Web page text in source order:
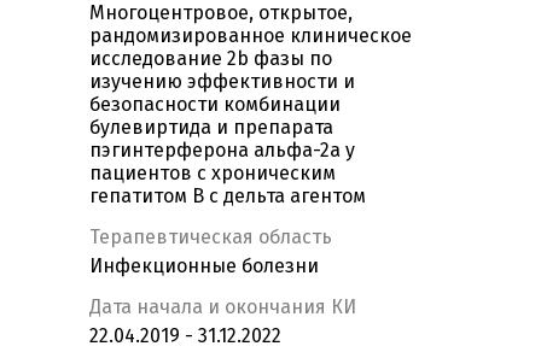
Многоцентровое, открытое,
рандомизированное клиническое
исследование 2b фазы по
изучению эффективности и
безопасности комбинации
булевиртида и препарата
пэгинтерферона альфа-2а у
пациентов с хроническим
гепатитом В с дельта агентом
Терапевтическая область
Инфекционные болезни
Дата начала и окончания КИ
22.04.2019 - 31.12.2022